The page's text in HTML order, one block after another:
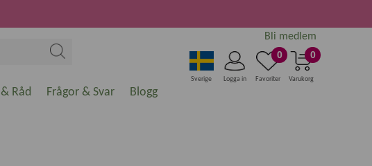
0
Varukorg
0
Favoriter
Logga in
Sverige
Bli medlem
Råd Frågor & Svar Blogg